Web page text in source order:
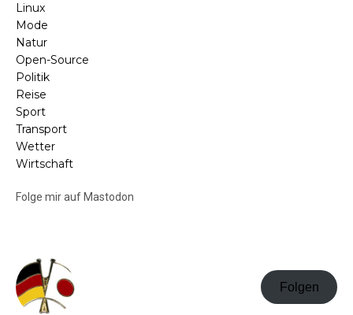
Linux
Mode
Natur
Open-Source
Politik
Reise
Sport
Transport
Wetter
Wirtschaft
Folge mir auf Mastodon
Folgen